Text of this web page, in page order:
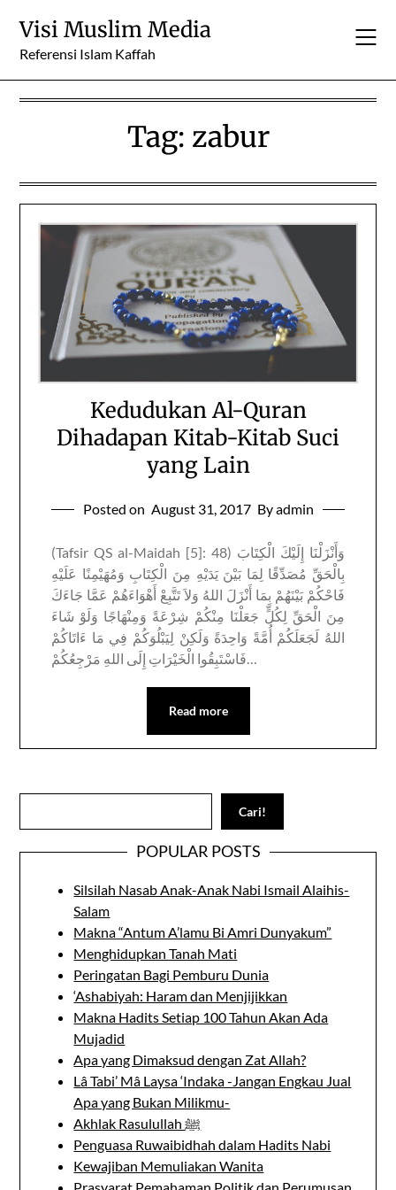
content
Visi Muslim Media
Referensi Islam Kaffah
Tag: zabur
Kedudukan Al-Quran
Dihadapan Kitab-Kitab Suci
yang Lain
Posted on August 31, 2017 By admin
(Tafsir QS al-Maidah [5]: 48) وَأَنْزَلْنَا إِلَيْكَ الْكِتَابَ
بِالْحَقِّ مُصَدِّقًا لِمَا بَيْنَ يَدَيْهِ مِنَ الْكِتَابِ وَمُهَيْمِنًا عَلَيْهِ
فَاحْكُمْ بَيْنَهُمْ بِمَا أَنْزَلَ اللهُ وَلاَ تَتَّبِعْ أَهْوَاءَهُمْ عَمَّا جَاءَكَ
مِنَ الْحَقِّ لِكُلٍّ جَعَلْنَا مِنْكُمْ شِرْعَةً وَمِنْهَاجًا وَلَوْ شَاءَ
اللهُ لَجَعَلَكُمْ أُمَّةً وَاحِدَةً وَلَكِنْ لِيَبْلُوَكُمْ فِي مَا ءَاتَاكُمْ
فَاسْتَبِقُوا الْخَيْرَاتِ إِلَى اللهِ مَرْجِعُكُمْ…
Read more
Cari!
POPULAR POSTS
Silsilah Nasab Anak-Anak Nabi Ismail Alaihis-
Salam
Makna “Antum A’lamu Bi Amri Dunyakum”
Menghidupkan Tanah Mati
Peringatan Bagi Pemburu Dunia
‘Ashabiyah: Haram dan Menjijikkan
Makna Hadits Setiap 100 Tahun Akan Ada
Mujadid
Apa yang Dimaksud dengan Zat Allah?
Lâ Tabi’ Mâ Laysa ‘Indaka -Jangan Engkau Jual
Apa yang Bukan Milikmu-
Akhlak Rasulullah ﷺ
Penguasa Ruwaibidhah dalam Hadits Nabi
Kewajiban Memuliakan Wanita